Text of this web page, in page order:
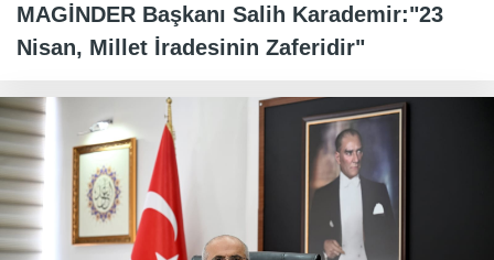
MAGİNDER Başkanı Salih Karademir:"23
Nisan, Millet İradesinin Zaferidir"